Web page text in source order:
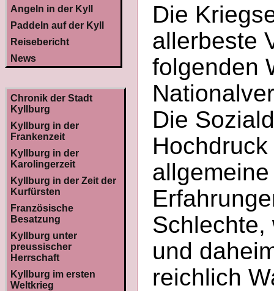
Angeln in der Kyll
Paddeln auf der Kyll
Reisebericht
News
Chronik der Stadt
Kyllburg
Kyllburg in der
Frankenzeit
Kyllburg in der
Karolingerzeit
Kyllburg in der Zeit der
Kurfürsten
Französische
Besatzung
Kyllburg unter
preussischer
Herrschaft
Kyllburg im ersten
Weltkrieg
Die
allerbeste
folgenden
Die
Schlechte,
und
reichlich